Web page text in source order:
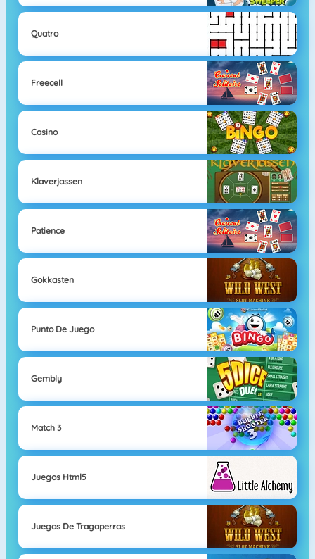
Quatro
Freecell
Casino
Klaverjassen
Patience
Gokkasten
Punto De Juego
Gembly
Match 3
Juegos Html5
Juegos De Tragaperras